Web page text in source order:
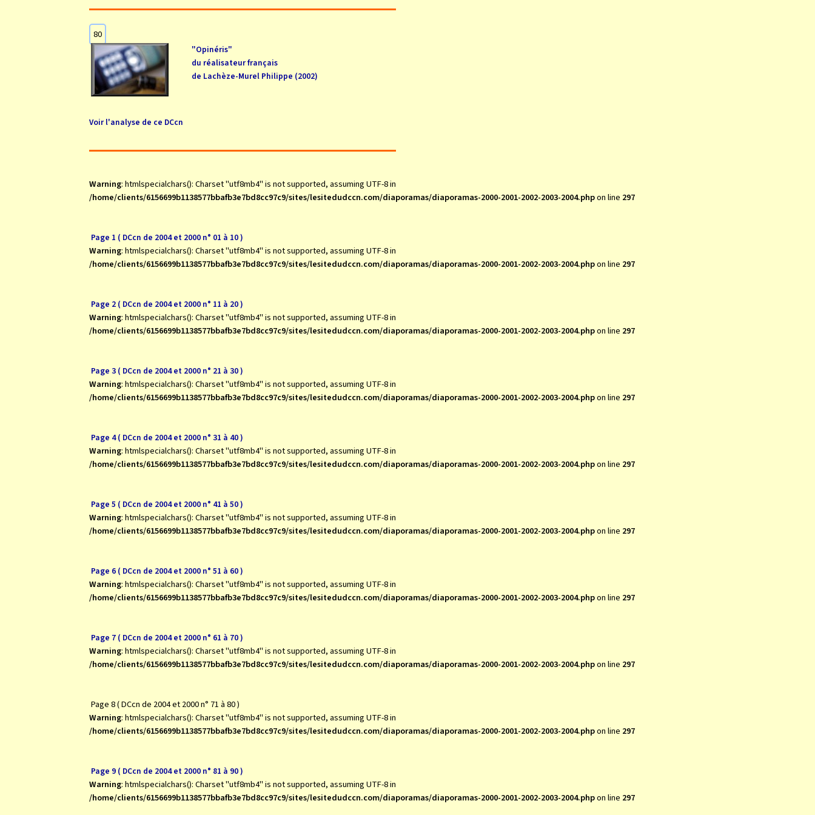
80
"Opinéris"
du réalisateur français
de Lachèze-Murel Philippe (2002)
Voir l'analyse de ce DCcn
Warning: htmlspecialchars(): Charset "utf8mb4" is not supported, assuming UTF-8 in
/home/clients/6156699b1138577bbafb3e7bd8cc97c9/sites/lesitedudccn.com/diaporamas/diaporamas-2000-2001-2002-2003-2004.phpon line 297
Page 1 ( DCcn de 2004 et 2000 n° 01 à 10 )
Warning: htmlspecialchars(): Charset "utf8mb4" is not supported, assuming UTF-8 in
/home/clients/6156699b1138577bbafb3e7bd8cc97c9/sites/lesitedudccn.com/diaporamas/diaporamas-2000-2001-2002-2003-2004.phpon line 297
Page 2 ( DCcn de 2004 et 2000 n° 11 à 20 )
Warning: htmlspecialchars(): Charset "utf8mb4" is not supported, assuming UTF-8 in
/home/clients/6156699b1138577bbafb3e7bd8cc97c9/sites/lesitedudccn.com/diaporamas/diaporamas-2000-2001-2002-2003-2004.phpon line 297
Page 3 ( DCcn de 2004 et 2000 n° 21 à 30 )
Warning: htmlspecialchars(): Charset "utf8mb4" is not supported, assuming UTF-8 in
/home/clients/6156699b1138577bbafb3e7bd8cc97c9/sites/lesitedudccn.com/diaporamas/diaporamas-2000-2001-2002-2003-2004.phpon line 297
Page 4 ( DCcn de 2004 et 2000 n° 31 à 40 )
Warning: htmlspecialchars(): Charset "utf8mb4" is not supported, assuming UTF-8 in
/home/clients/6156699b1138577bbafb3e7bd8cc97c9/sites/lesitedudccn.com/diaporamas/diaporamas-2000-2001-2002-2003-2004.phpon line 297
Page 5 ( DCcn de 2004 et 2000 n° 41 à 50 )
Warning: htmlspecialchars(): Charset "utf8mb4" is not supported, assuming UTF-8 in
/home/clients/6156699b1138577bbafb3e7bd8cc97c9/sites/lesitedudccn.com/diaporamas/diaporamas-2000-2001-2002-2003-2004.phpon line 297
Page 6 ( DCcn de 2004 et 2000 n° 51 à 60 )
Warning: htmlspecialchars(): Charset "utf8mb4" is not supported, assuming UTF-8 in
/home/clients/6156699b1138577bbafb3e7bd8cc97c9/sites/lesitedudccn.com/diaporamas/diaporamas-2000-2001-2002-2003-2004.phpon line 297
Page 7 ( DCcn de 2004 et 2000 n° 61 à 70 )
Warning: htmlspecialchars(): Charset "utf8mb4" is not supported, assuming UTF-8 in
/home/clients/6156699b1138577bbafb3e7bd8cc97c9/sites/lesitedudccn.com/diaporamas/diaporamas-2000-2001-2002-2003-2004.phpon line 297
Page 8 ( DCcn de 2004 et 2000 n° 71 à 80 )
Warning: htmlspecialchars(): Charset "utf8mb4" is not supported, assuming UTF-8 in
/home/clients/6156699b1138577bbafb3e7bd8cc97c9/sites/lesitedudccn.com/diaporamas/diaporamas-2000-2001-2002-2003-2004.phpon line 297
Page 9 ( DCcn de 2004 et 2000 n° 81 à 90 )
Warning: htmlspecialchars(): Charset "utf8mb4" is not supported, assuming UTF-8 in
/home/clients/6156699b1138577bbafb3e7bd8cc97c9/sites/lesitedudccn.com/diaporamas/diaporamas-2000-2001-2002-2003-2004.phpon line 297